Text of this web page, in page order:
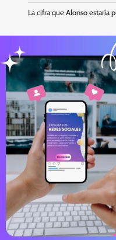
La cifra que Alonso estaría